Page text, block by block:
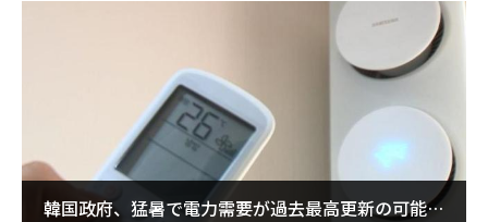
韓国政府、猛暑で電力需要が過去最高更新の可能性